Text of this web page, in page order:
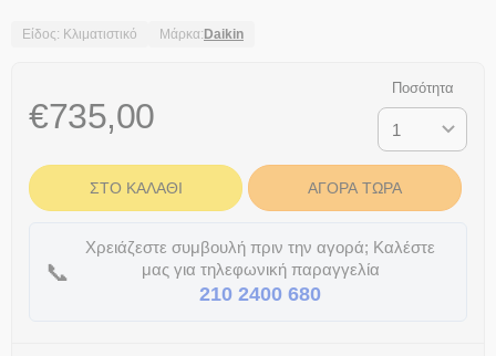
Είδος: Κλιματιστικό Μάρκα: Daikin
€735,00
Ποσότητα
ΣΤΟ ΚΑΛΆΘΙ ΑΓΟΡΆ ΤΏΡΑ
📞
Χρειάζεστε συμβουλή πριν την αγορά; Καλέστε
μας για τηλεφωνική παραγγελία
210 2400 680